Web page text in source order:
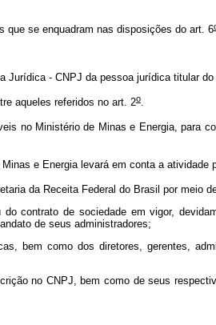
se enquadram nas disposições do art. 6
Jurídica - CNPJ da pessoa jurídica titular
aqueles referidos no art. 2o.
no Ministério de Minas e Energia, para
e Energia levará em conta a atividade
da Receita Federal do Brasil por meio
contrato de sociedade em vigor,
de seus administradores;
bem como dos diretores, gerentes,
no CNPJ, bem como de seus